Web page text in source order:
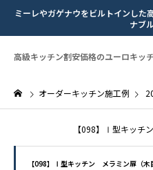
ミーレやガゲナウをビルトインした
ナブ
高級キッチン割安価格のユーロキッ
オーダーキッチン施工例
【098】Ⅰ型キッチ
【098】Ⅰ型キッチン メラミン扉（木